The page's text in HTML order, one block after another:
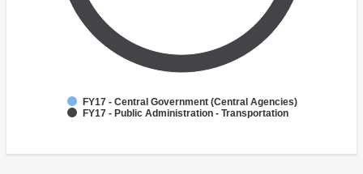
FY17 - Central Government (Central Agencies)
FY17 - Public Administration - Transportation